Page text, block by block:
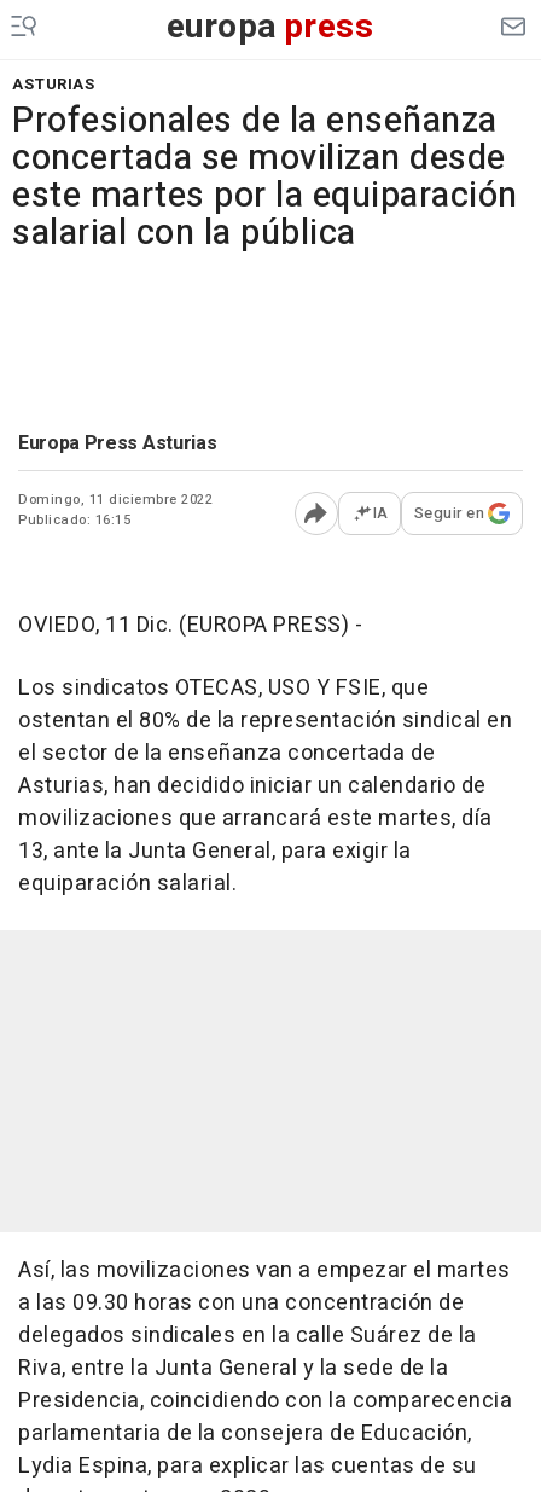
europa press
ASTURIAS
Profesionales de la enseñanza
concertada se movilizan desde
este martes por la equiparación
salarial con la pública
Europa Press Asturias
Domingo, 11 diciembre 2022
Publicado: 16:15
Abrir opciones para
IA Seguir en
OVIEDO, 11 Dic. (EUROPA PRESS) -
Los sindicatos OTECAS, USO Y FSIE, que
ostentan el 80% de la representación sindical en
el sector de la enseñanza concertada de
Asturias, han decidido iniciar un calendario de
movilizaciones que arrancará este martes, día
13, ante la Junta General, para exigir la
equiparación salarial.
Así, las movilizaciones van a empezar el martes
a las 09.30 horas con una concentración de
delegados sindicales en la calle Suárez de la
Riva, entre la Junta General y la sede de la
Presidencia, coincidiendo con la comparecencia
parlamentaria de la consejera de Educación,
Lydia Espina, para explicar las cuentas de su